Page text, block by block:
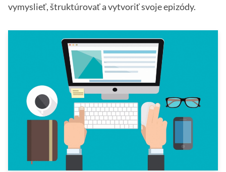
vymyslieť, štruktúrovať a vytvoriť svoje epizódy.